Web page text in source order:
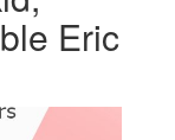
Eric